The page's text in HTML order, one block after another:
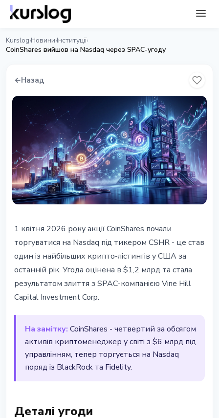
Kurslog›Новини›Інституції›
CoinShares вийшов на Nasdaq через SPAC-угоду
←Назад
CoinShares дебютував на Nasdaq
- SPAC-угода на $1,2 млрд
1 квітня 2026 р.2 хв читання
Наталія Дорофєєва
1 квітня 2026 року акції CoinShares почали
торгуватися на Nasdaq під тикером CSHR - це став
один із найбільших крипто-лістингів у США за
останній рік. Угода оцінена в $1,2 млрд та стала
результатом злиття з SPAC-компанією Vine Hill
Capital Investment Corp.
На замітку: CoinShares - четвертий за обсягом
активів криптоменеджер у світі з $6 млрд під
управлінням, тепер торгується на Nasdaq
поряд із BlackRock та Fidelity.
Деталі угоди